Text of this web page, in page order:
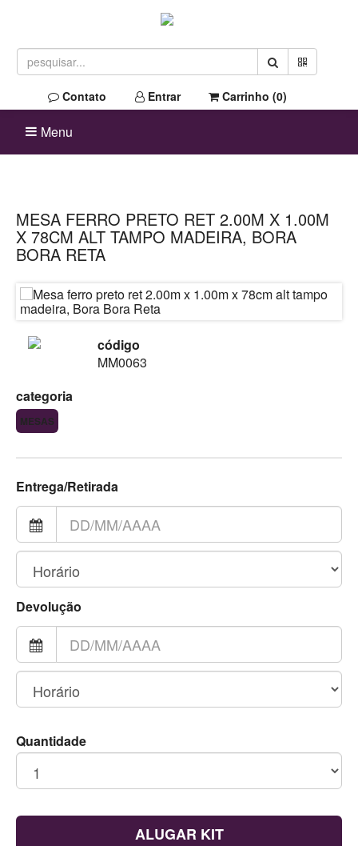
Contato Entrar Carrinho (0)
Menu
MESA FERRO PRETO RET 2.00M X 1.00M
X 78CM ALT TAMPO MADEIRA, BORA
BORA RETA
código
MM0063
categoria
MESAS
Entrega/Retirada
Devolução
Quantidade
ALUGAR KIT